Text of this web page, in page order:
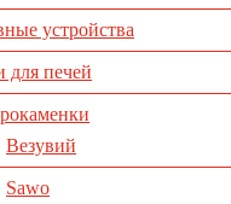
устройства
для печей
Везувий
Sawo